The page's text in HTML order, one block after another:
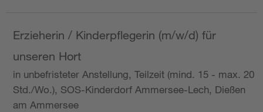
Erzieherin / Kinderpflegerin (m/w/d) für
unseren Hort
in unbefristeter Anstellung, Teilzeit (mind. 15 - max. 20
Std./Wo.), SOS-Kinderdorf Ammersee-Lech, Dießen
am Ammersee